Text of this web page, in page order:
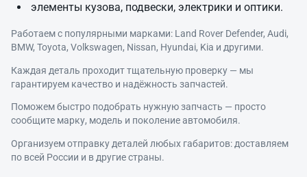
элементы кузова, подвески, электрики и оптики.
Работаем с популярными марками: Land Rover Defender, Audi,
BMW, Toyota, Volkswagen, Nissan, Hyundai, Kia и другими.
Каждая деталь проходит тщательную проверку — мы
гарантируем качество и надёжность запчастей.
Поможем быстро подобрать нужную запчасть — просто
сообщите марку, модель и поколение автомобиля.
Организуем отправку деталей любых габаритов: доставляем
по всей России и в другие страны.